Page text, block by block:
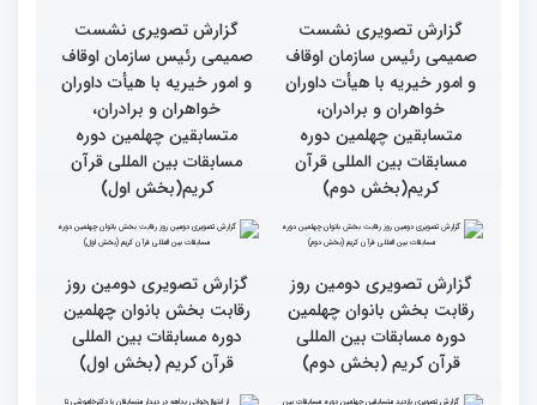
گزارش تصویری سومین روز
رقابت بخش برادران
چهلمین دوره مسابقات
بین‌المللی قرآن کریم(بخش
دوم)
گزارش تصویری سومین روز
رقابت بخش برادران
چهلمین دوره مسابقات
بین‌المللی قرآن کریم(بخش
اول)
گزارش تصویری نشست
صمیمی رئیس سازمان اوقاف
و امور خیریه با هیأت داوران
خواهران و برادران،
گزارش تصویری نشست
صمیمی رئیس سازمان اوقاف
و امور خیریه با هیأت داوران
خواهران و برادران،